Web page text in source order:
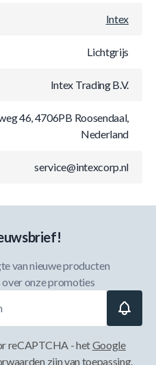
Intex
Lichtgrijs
Intex Trading B.V.
46, 4706PB Roosendaal,
Nederland
service@intexcorp.nl
van nieuwe producten
onze promoties
reCAPTCHA - hetGoogle
zijn van toepassing.